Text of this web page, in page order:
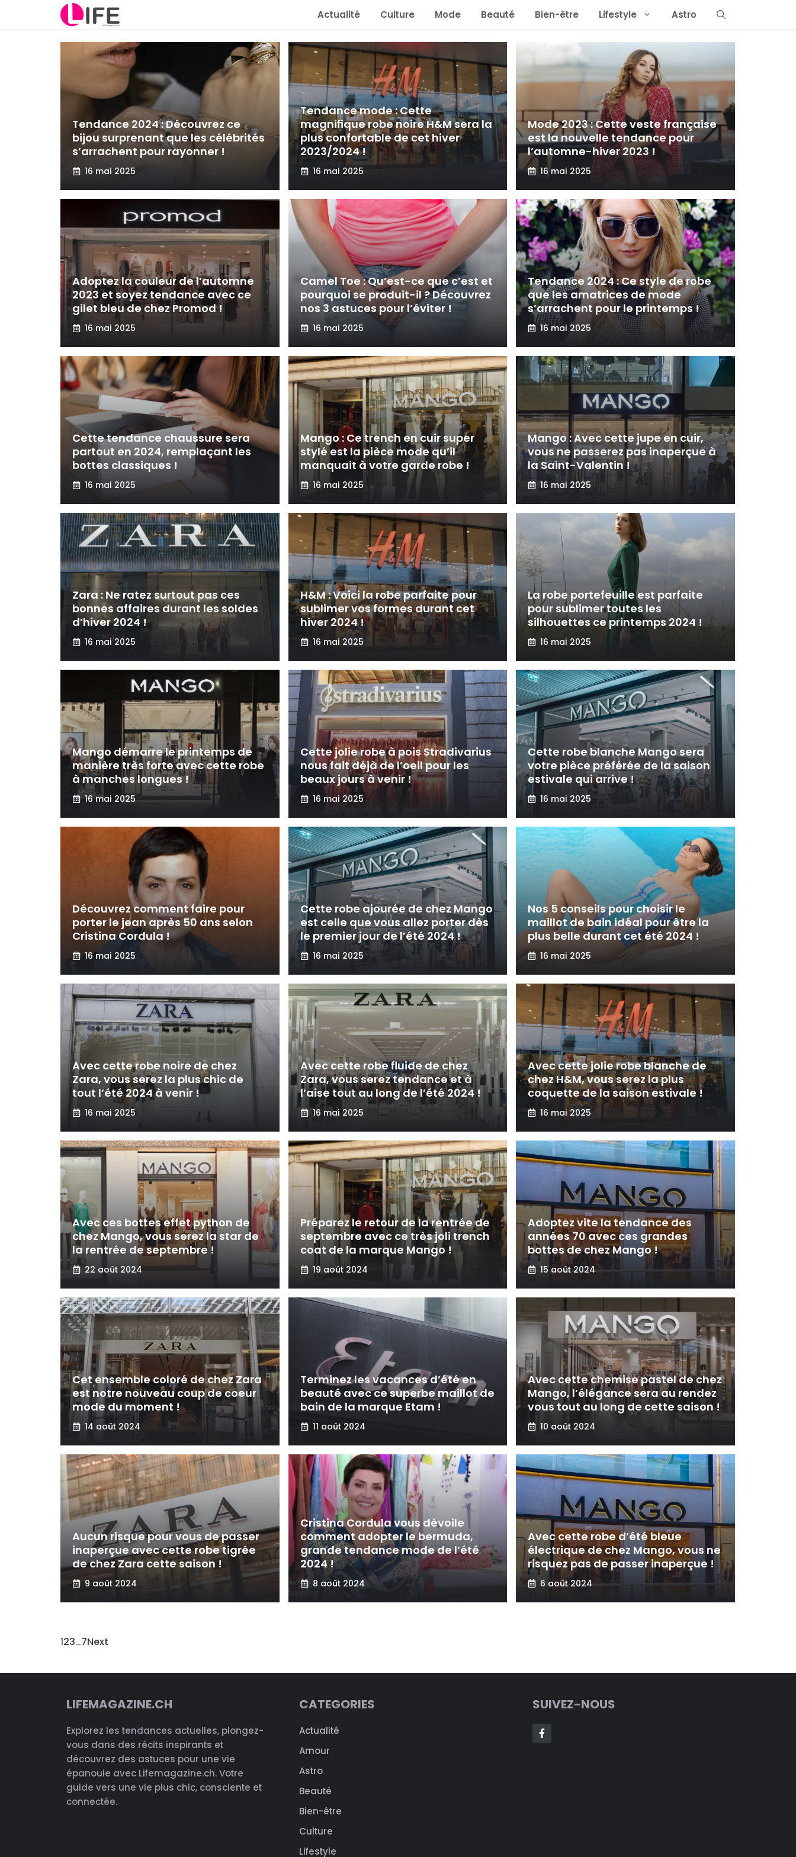
contenu
Actualité Culture Mode Beauté Bien-être Lifestyle Astro
Tendance 2024 : Découvrez ce
bijou surprenant que les célébrités
s’arrachent pour rayonner !
16 mai 2025
Tendance mode : Cette
magnifique robe noire H&M sera la
plus confortable de cet hiver
2023/2024 !
16 mai 2025
Mode 2023 : Cette veste française
est la nouvelle tendance pour
l’automne-hiver 2023 !
16 mai 2025
Adoptez la couleur de l’automne
2023 et soyez tendance avec ce
gilet bleu de chez Promod !
16 mai 2025
Camel Toe : Qu’est-ce que c’est et
pourquoi se produit-il ? Découvrez
nos 3 astuces pour l’éviter !
16 mai 2025
Tendance 2024 : Ce style de robe
que les amatrices de mode
s’arrachent pour le printemps !
16 mai 2025
Cette tendance chaussure sera
partout en 2024, remplaçant les
bottes classiques !
16 mai 2025
Mango : Ce trench en cuir super
stylé est la pièce mode qu’il
manquait à votre garde robe !
16 mai 2025
Mango : Avec cette jupe en cuir,
vous ne passerez pas inaperçue à
la Saint-Valentin !
16 mai 2025
Zara : Ne ratez surtout pas ces
bonnes affaires durant les soldes
d’hiver 2024 !
16 mai 2025
H&M : Voici la robe parfaite pour
sublimer vos formes durant cet
hiver 2024 !
16 mai 2025
La robe portefeuille est parfaite
pour sublimer toutes les
silhouettes ce printemps 2024 !
16 mai 2025
Mango démarre le printemps de
manière très forte avec cette robe
à manches longues !
16 mai 2025
Cette jolie robe à pois Stradivarius
nous fait déjà de l’oeil pour les
beaux jours à venir !
16 mai 2025
Cette robe blanche Mango sera
votre pièce préférée de la saison
estivale qui arrive !
16 mai 2025
Découvrez comment faire pour
porter le jean après 50 ans selon
Cristina Cordula !
16 mai 2025
Cette robe ajourée de chez Mango
est celle que vous allez porter dès
le premier jour de l’été 2024 !
16 mai 2025
Nos 5 conseils pour choisir le
maillot de bain idéal pour être la
plus belle durant cet été 2024 !
16 mai 2025
Avec cette robe noire de chez
Zara, vous serez la plus chic de
tout l’été 2024 à venir !
16 mai 2025
Avec cette robe fluide de chez
Zara, vous serez tendance et à
l’aise tout au long de l’été 2024 !
16 mai 2025
Avec cette jolie robe blanche de
chez H&M, vous serez la plus
coquette de la saison estivale !
16 mai 2025
Avec ces bottes effet python de
chez Mango, vous serez la star de
la rentrée de septembre !
22 août 2024
Préparez le retour de la rentrée de
septembre avec ce très joli trench
coat de la marque Mango !
19 août 2024
Adoptez vite la tendance des
années 70 avec ces grandes
bottes de chez Mango !
15 août 2024
Cet ensemble coloré de chez Zara
est notre nouveau coup de coeur
mode du moment !
14 août 2024
Terminez les vacances d’été en
beauté avec ce superbe maillot de
bain de la marque Etam !
11 août 2024
Avec cette chemise pastel de chez
Mango, l’élégance sera au rendez
vous tout au long de cette saison !
10 août 2024
Aucun risque pour vous de passer
inaperçue avec cette robe tigrée
de chez Zara cette saison !
9 août 2024
Cristina Cordula vous dévoile
comment adopter le bermuda,
grande tendance mode de l’été
2024 !
8 août 2024
Avec cette robe d’été bleue
électrique de chez Mango, vous ne
risquez pas de passer inaperçue !
6 août 2024
123…7Next
LIFEMAGAZINE.CH
Explorez les tendances actuelles, plongez-
vous dans des récits inspirants et
découvrez des astuces pour une vie
épanouie avec Lifemagazine.ch. Votre
guide vers une vie plus chic, consciente et
connectée.
CATEGORIES
Actualité
Amour
Astro
Beauté
Bien-être
Culture
Lifestyle
SUIVEZ-NOUS